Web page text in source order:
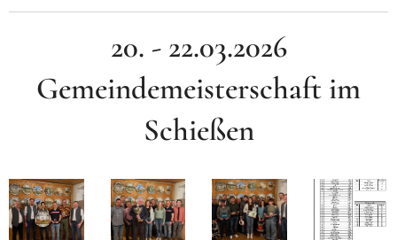
20. - 22.03.2026
Gemeindemeisterschaft im
Schießen